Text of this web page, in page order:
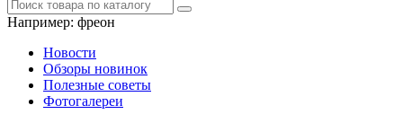
Например: фреон
Новости
Обзоры новинок
Полезные советы
Фотогалереи